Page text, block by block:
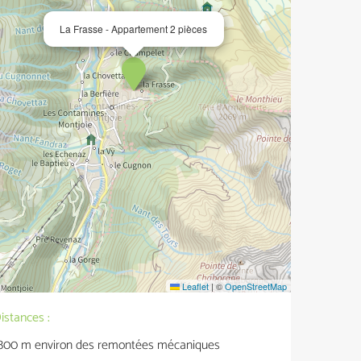
La Frasse - Appartement 2 pièces
Leaflet | ©OpenStreetMap
:
m environ des remontées mécaniques